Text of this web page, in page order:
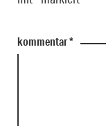
kommentar*